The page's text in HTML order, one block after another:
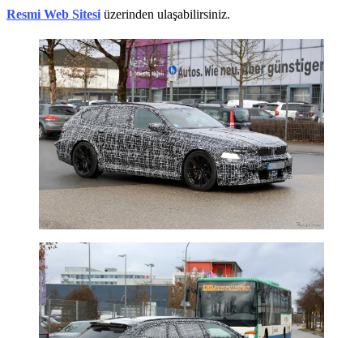
Resmi Web Sitesi üzerinden ulaşabilirsiniz.